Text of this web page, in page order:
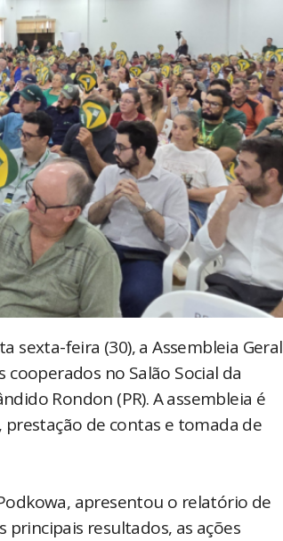
sexta-feira (30), a Assembleia Geral
no Salão Social da
Rondon (PR). A assembleia é
de contas e tomada de
apresentou o relatório de
resultados, as ações